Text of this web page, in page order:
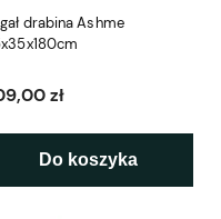
drabina Ashme
zł
Do koszyka